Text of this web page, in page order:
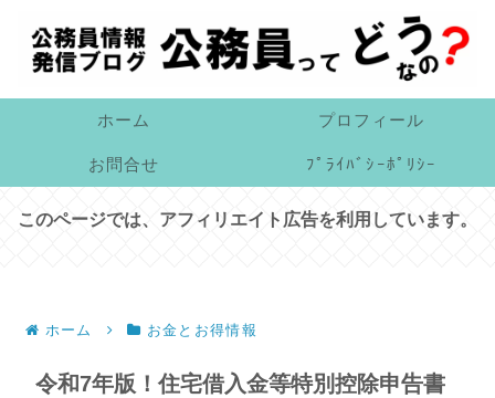
ホーム プロフィール
お問合せ ﾌﾟﾗｲﾊﾞｼｰﾎﾟﾘｼｰ
このページでは、アフィリエイト広告を利用しています。
ホーム お金とお得情報
令和7年版！住宅借入金等特別控除申告書